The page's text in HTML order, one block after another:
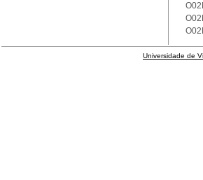
Universidade de